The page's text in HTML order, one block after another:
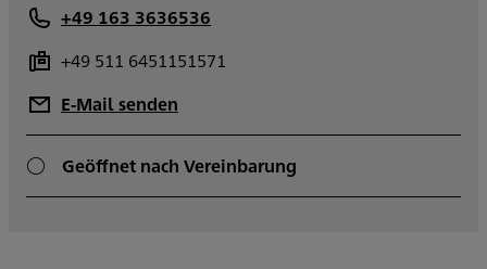
+49 163 3636536
+49 511 6451151571
E-Mail senden
Geöffnet nach Vereinbarung